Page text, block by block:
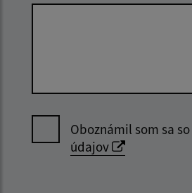
Oboznámil som sa so
údajov